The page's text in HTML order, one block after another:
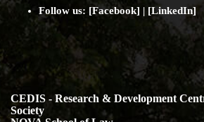
Follow us: [Facebook] | [LinkedIn]
CEDIS - Research & Development
Society